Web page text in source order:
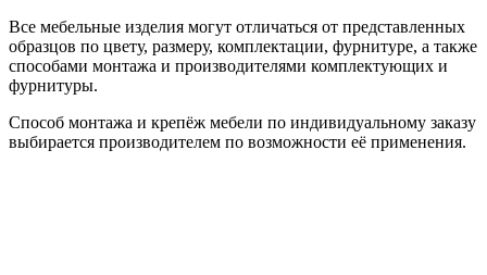
Все мебельные изделия могут отличаться от представленных
образцов по цвету, размеру, комплектации, фурнитуре, а также
способами монтажа и производителями комплектующих и
фурнитуры.
Способ монтажа и крепёж мебели по индивидуальному заказу
выбирается производителем по возможности её применения.